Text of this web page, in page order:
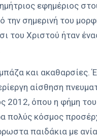
εφημέριος
την σημερινή του
του Χριστού ήταν
και
αίσθηση
2012, όπου η φήμη του
πολύς κόσμος
παιδάκια με